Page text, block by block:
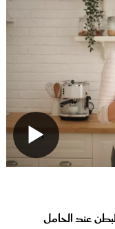
عند الحامل